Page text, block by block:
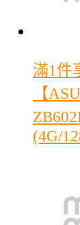
滿1件
【
(4G/